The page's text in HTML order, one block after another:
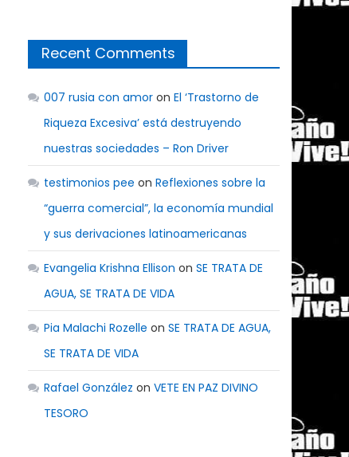
Recent Comments
007 rusia con amor onEl ‘Trastorno de
Riqueza Excesiva’ está destruyendo
nuestras sociedades – Ron Driver
testimonios pee onReflexiones sobre la
“guerra comercial”, la economía mundial
y sus derivaciones latinoamericanas
Evangelia Krishna Ellison onSE TRATA DE
AGUA, SE TRATA DE VIDA
Pia Malachi Rozelle onSE TRATA DE AGUA,
SE TRATA DE VIDA
Rafael González onVETE EN PAZ DIVINO
TESORO